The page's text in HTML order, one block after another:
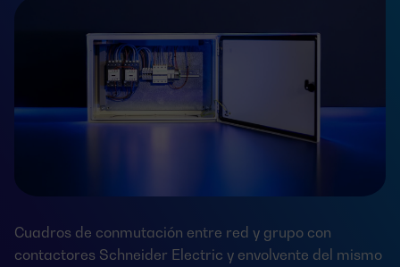
Cuadros de conmutación entre red y grupo con
contactores Schneider Electric y envolvente del mismo